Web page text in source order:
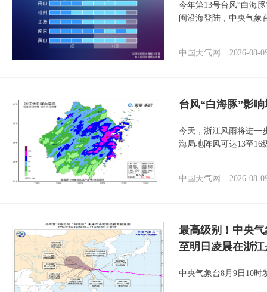
今年第13号台风“白海
闽沿海登陆，中央气象
中国天气网 2026-08-
台风“白海豚”影
今天，浙江风雨将进一
海局地阵风可达13至16
中国天气网 2026-08-
最高级别！中央
至明日凌晨在浙
中央气象台8月9日10时